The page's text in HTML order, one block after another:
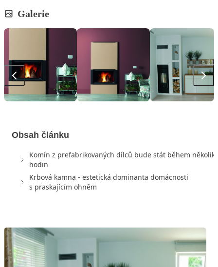
Galerie
Obsah článku
Komín z prefabrikovaných dílců bude stát během
hodin
Krbová kamna - estetická dominanta domácnosti
s praskajícím ohněm